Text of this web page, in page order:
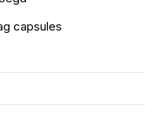
capsules